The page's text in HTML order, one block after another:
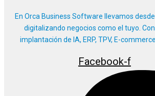
En Orca Business Software llevamos
digitalizando negocios como el tuyo.
implantación de IA, ERP, TPV, E-
Facebook-f